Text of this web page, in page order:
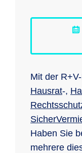
Mit der
Hausrat-,
Haben Sie
mehrere